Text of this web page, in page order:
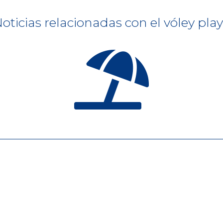
relacionadas con el vóley
